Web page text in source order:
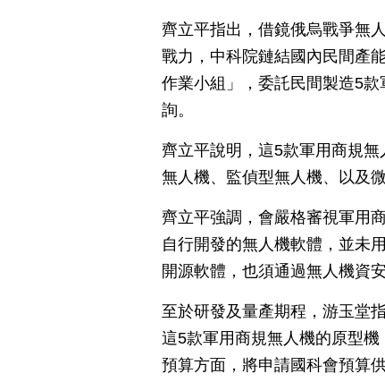
齊立平指出，借鏡俄烏戰爭無
戰力，中科院鏈結國內民間產
作業小組」，委託民間製造5
詢。
齊立平說明，這5款軍用商規
無人機、監偵型無人機、以及微
齊立平強調，會嚴格審視軍用
自行開發的無人機軟體，並未
開源軟體，也須通過無人機資
至於研發及量產期程，游玉堂
這5款軍用商規無人機的原型
預算方面，將申請國科會預算